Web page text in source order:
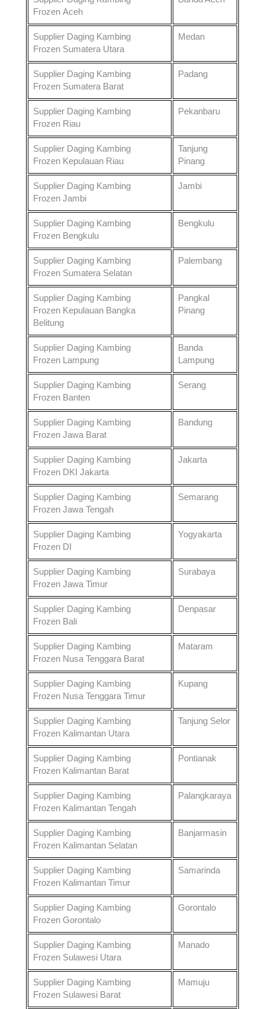
FrozenAceh
Supplier Daging Kambing
Frozen Sumatera Utara
Medan
Supplier Daging Kambing
Frozen Sumatera Barat
Padang
Supplier Daging Kambing
Frozen Riau
Pekanbaru
Supplier Daging Kambing
Frozen Kepulauan Riau
Tanjung
Pinang
Supplier Daging Kambing
FrozenJambi
Jambi
Supplier Daging Kambing
Frozen Bengkulu
Bengkulu
Supplier Daging Kambing
Frozen Sumatera Selatan
Palembang
Supplier Daging Kambing
Frozen Kepulauan Bangka
Belitung
Pangkal
Pinang
Supplier Daging Kambing
Frozen Lampung
Banda
Lampung
Supplier Daging Kambing
Frozen Banten
Serang
Supplier Daging Kambing
FrozenJawa Barat
Bandung
Supplier Daging Kambing
Frozen DKI Jakarta
Jakarta
Supplier Daging Kambing
FrozenJawa Tengah
Semarang
Supplier Daging Kambing
Frozen DI
Yogyakarta
Supplier Daging Kambing
FrozenJawa Timur
Surabaya
Supplier Daging Kambing
Frozen Bali
Denpasar
Supplier Daging Kambing
Frozen Nusa Tenggara Barat
Mataram
Supplier Daging Kambing
Frozen Nusa Tenggara Timur
Kupang
Supplier Daging Kambing
Frozen Kalimantan Utara
Tanjung Selor
Supplier Daging Kambing
Frozen Kalimantan Barat
Pontianak
Supplier Daging Kambing
Frozen Kalimantan Tengah
Palangkaraya
Supplier Daging Kambing
Frozen Kalimantan Selatan
Banjarmasin
Supplier Daging Kambing
Frozen Kalimantan Timur
Samarinda
Supplier Daging Kambing
FrozenGorontalo
Gorontalo
Supplier Daging Kambing
Frozen Sulawesi Utara
Manado
Supplier Daging Kambing
Frozen Sulawesi Barat
Mamuju